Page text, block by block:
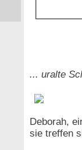
... uralte
Deborah,
sie treffen